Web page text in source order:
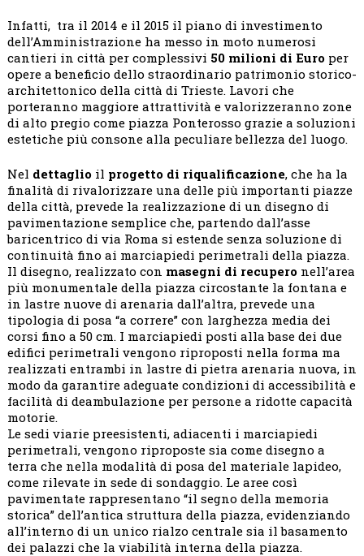
Infatti, tra il 2014 e il 2015 il piano di investimento
dell’Amministrazione ha messo in moto numerosi
cantieri in città per complessivi 50 milioni di Euro per
opere a beneficio dello straordinario patrimonio storico-
architettonico della città di Trieste. Lavori che
porteranno maggiore attrattività e valorizzeranno zone
di alto pregio come piazza Ponterosso grazie a soluzioni
estetiche più consone alla peculiare bellezza del luogo.
Nel dettaglio il progetto di riqualificazione, che ha la
finalità di rivalorizzare una delle più importanti piazze
della città, prevede la realizzazione di un disegno di
pavimentazione semplice che, partendo dall’asse
baricentrico di via Roma si estende senza soluzione di
continuità fino ai marciapiedi perimetrali della piazza.
Il disegno, realizzato con masegni di recupero nell’area
più monumentale della piazza circostante la fontana e
in lastre nuove di arenaria dall’altra, prevede una
tipologia di posa “a correre” con larghezza media dei
corsi fino a 50 cm. I marciapiedi posti alla base dei due
edifici perimetrali vengono riproposti nella forma ma
realizzati entrambi in lastre di pietra arenaria nuova, in
modo da garantire adeguate condizioni di accessibilità e
facilità di deambulazione per persone a ridotte capacità
motorie.
Le sedi viarie preesistenti, adiacenti i marciapiedi
perimetrali, vengono riproposte sia come disegno a
terra che nella modalità di posa del materiale lapideo,
come rilevate in sede di sondaggio. Le aree così
pavimentate rappresentano “il segno della memoria
storica” dell’antica struttura della piazza, evidenziando
all’interno di un unico rialzo centrale sia il basamento
dei palazzi che la viabilità interna della piazza.